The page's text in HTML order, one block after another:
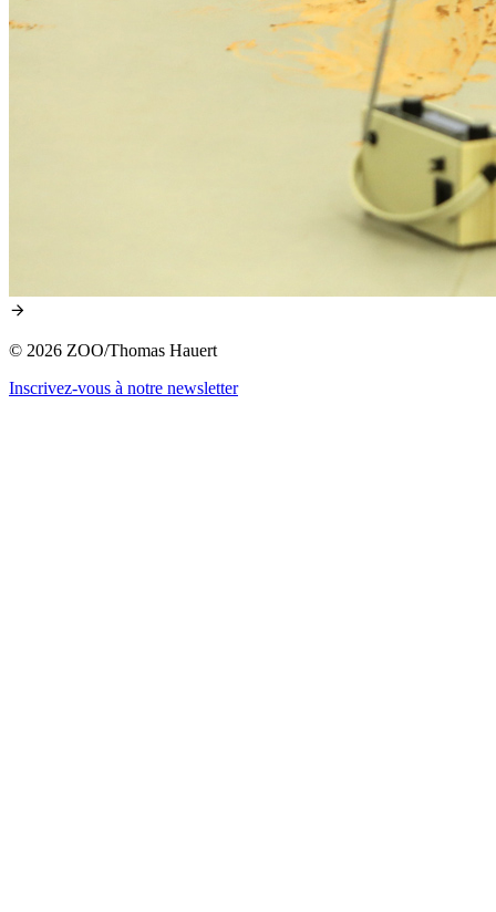
© 2026 ZOO/Thomas Hauert
Inscrivez-vous à notre newsletter